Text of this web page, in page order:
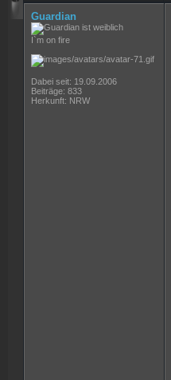
Guardian
I`m on fire
Dabei seit: 19.09.2006
Beiträge: 833
Herkunft: NRW